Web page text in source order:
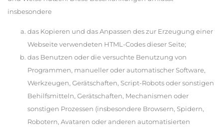
insbesondere
das Kopieren und das Anpassen des zur Erzeugung einer
Webseite verwendeten HTML-Codes dieser Seite;
das Benutzen oder die versuchte Benutzung von
Programmen, manueller oder automatischer Software,
Werkzeugen, Gerätschaften, Script-Robots oder sonstigen
Behilfsmitteln, Gerätschaften, Mechanismen oder
sonstigen Prozessen (insbesondere Browsern, Spidern,
Robotern, Avataren oder anderen automatisierten